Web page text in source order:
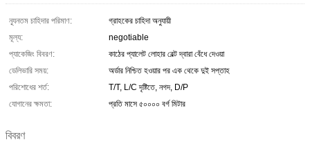
ন্যূনতম চাহিদার পরিমাণ:
গ্রাহকের চাহিদা অনুযায়ী
মূল্য:
negotiable
প্যাকেজিং বিবরণ:
কাঠের প্যালেট লোহার বেল্ট দ্বারা বেঁধে দেওয়া
ডেলিভারি সময়:
অর্ডার নিশ্চিত হওয়ার পর এক থেকে দুই সপ্তাহ
পরিশোধের শর্ত:
T/T, L/C দৃষ্টিতে, নগদ, D/P
যোগানের ক্ষমতা:
প্রতি মাসে ৫০০০০ বর্গ মিটার
বিবরণ